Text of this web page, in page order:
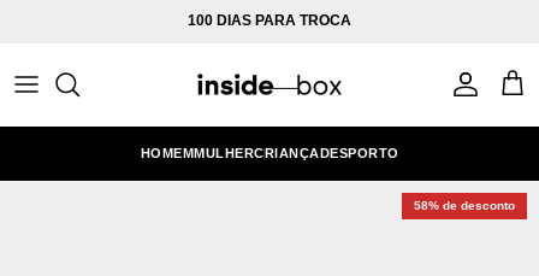
100 DIAS PARA TROCA
Conta
HOMEMMULHERCRIANÇADESPORTO
58% de desconto